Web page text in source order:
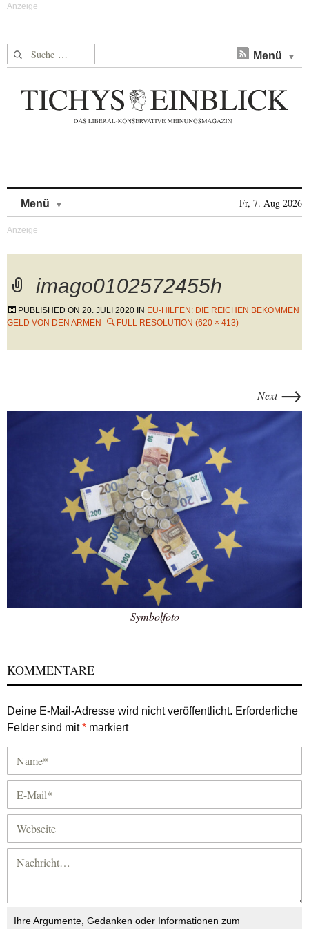
Suche nach: Menü
Menü Fr, 7. Aug 2026
imago0102572455h
PUBLISHED ON 20. JULI 2020 IN EU-HILFEN: DIE REICHEN BEKOMMEN
GELD VON DEN ARMEN
FULL RESOLUTION (620 × 413)
Next →
Symbolfoto
KOMMENTARE
Deine E-Mail-Adresse wird nicht veröffentlicht. Erforderliche
Felder sind mit* markiert
Ihre Argumente, Gedanken oder Informationen zum